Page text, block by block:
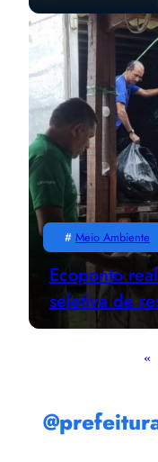
# Meio Ambiente
Ecoponto
seletiva de
«